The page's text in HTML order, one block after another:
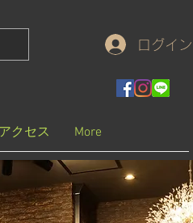
ログイン
クセス More